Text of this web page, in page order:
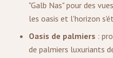
"Galb Nas" pour des
les oasis et l'horizon
Oasis de palmiers :
de palmiers luxuriants